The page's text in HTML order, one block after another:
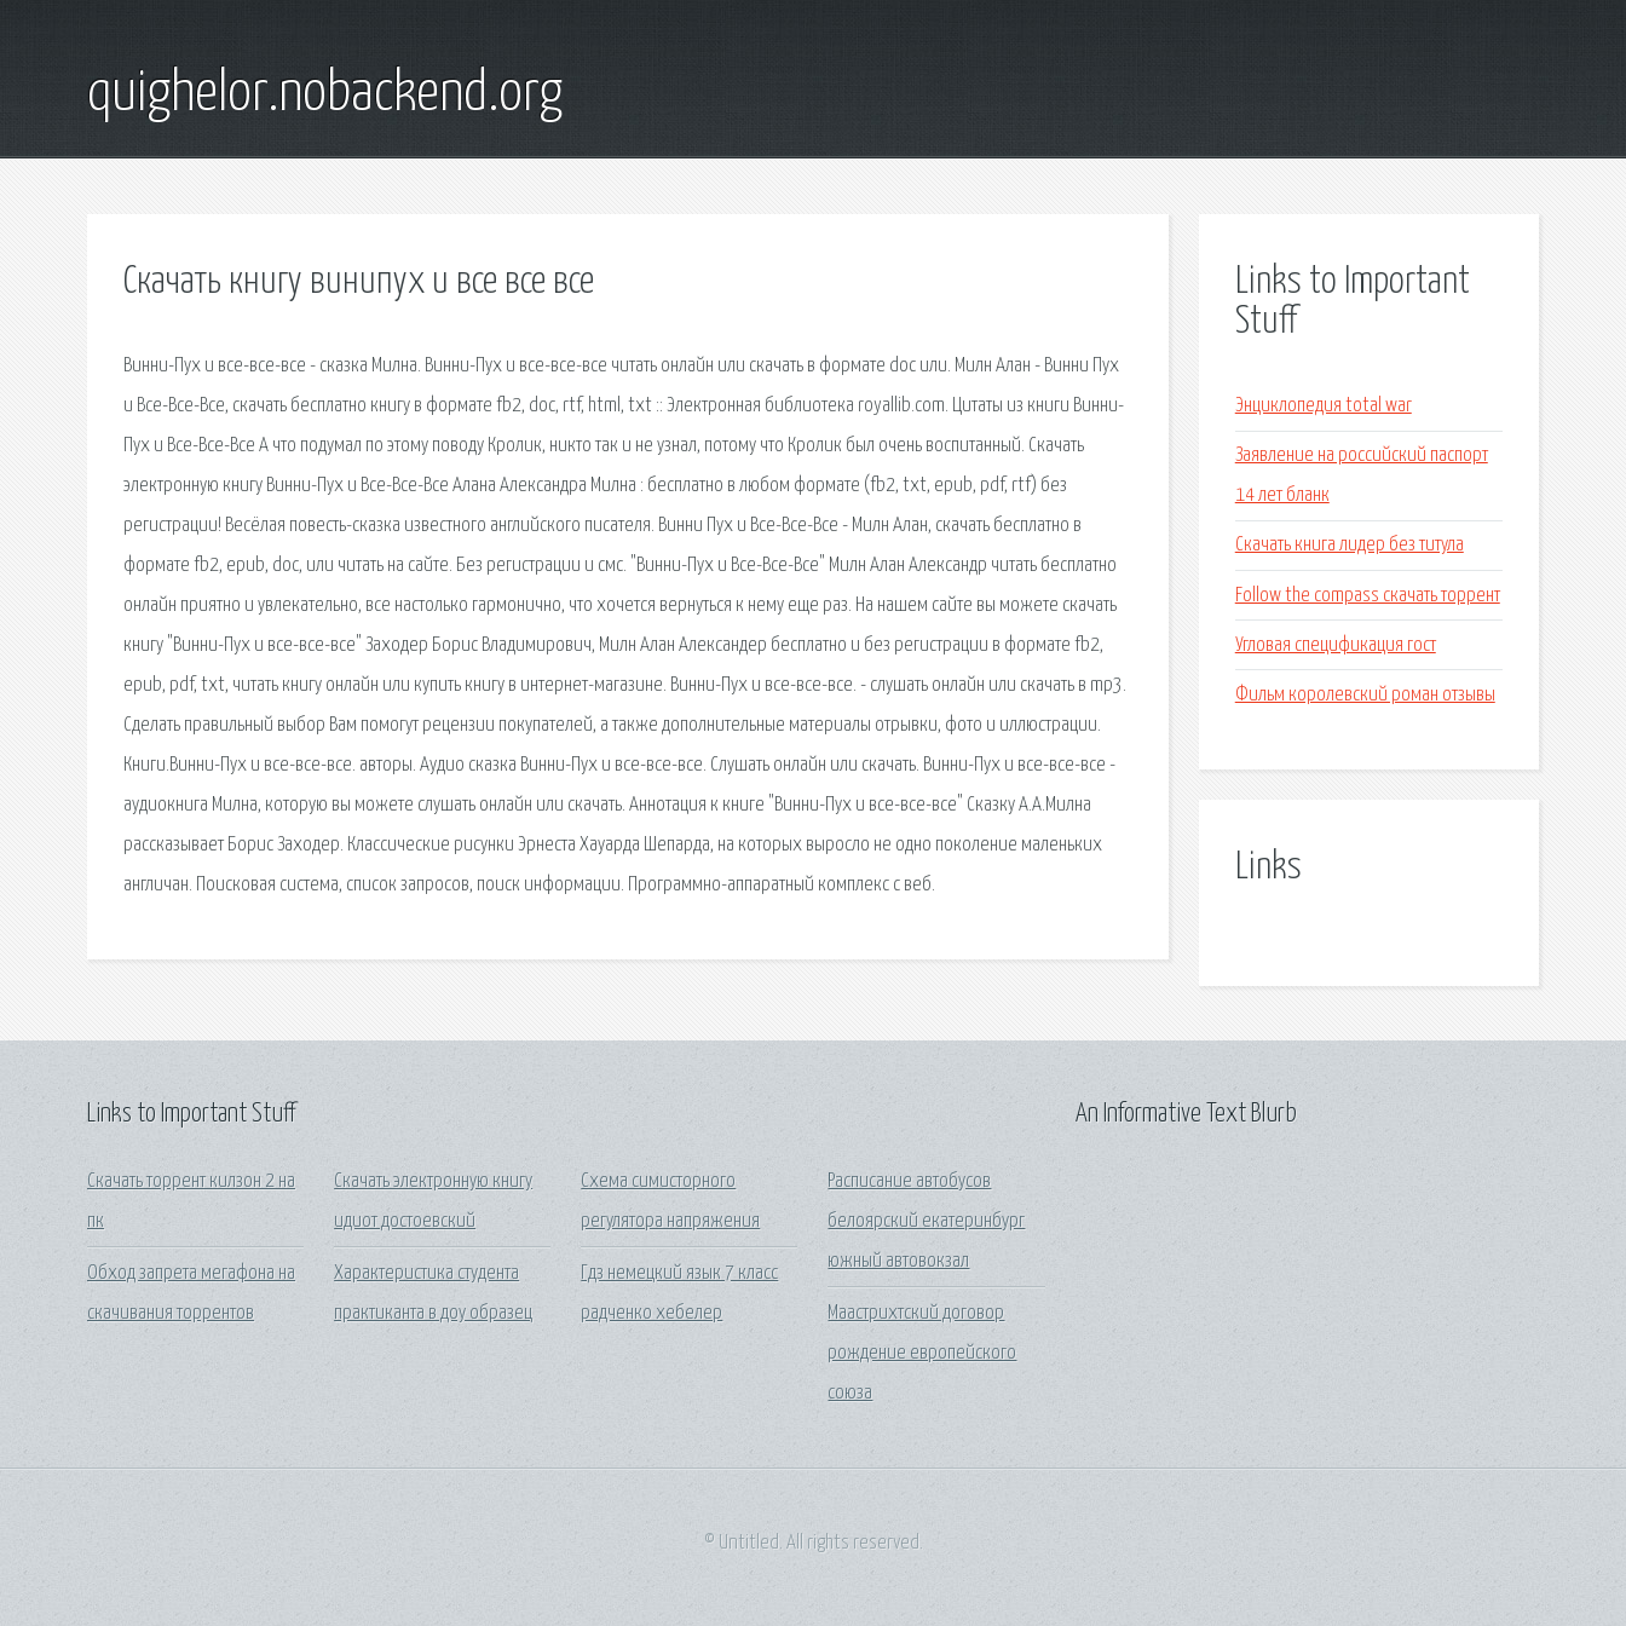
quighelor.nobackend.org
Скачать книгу винипух и все все все
Винни-Пух и все-все-все - сказка Милна. Винни-Пух и все-все-все читать онлайн или скачать в формате doc или. Милн Алан - Винни Пух
и Все-Все-Все, скачать бесплатно книгу в формате fb2, doc, rtf, html, txt :: Электронная библиотека royallib.com. Цитаты из книги Винни-
Пух и Все-Все-Все А что подумал по этому поводу Кролик, никто так и не узнал, потому что Кролик был очень воспитанный. Скачать
электронную книгу Винни-Пух и Все-Все-Все Алана Александра Милна : бесплатно в любом формате (fb2, txt, epub, pdf, rtf) без
регистрации! Весёлая повесть-сказка известного английского писателя. Винни Пух и Все-Все-Все - Милн Алан, скачать бесплатно в
формате fb2, epub, doc, или читать на сайте. Без регистрации и смс. "Винни-Пух и Все-Все-Все" Милн Алан Александр читать бесплатно
онлайн приятно и увлекательно, все настолько гармонично, что хочется вернуться к нему еще раз. На нашем сайте вы можете скачать
книгу "Винни-Пух и все-все-все" Заходер Борис Владимирович, Милн Алан Александер бесплатно и без регистрации в формате fb2,
epub, pdf, txt, читать книгу онлайн или купить книгу в интернет-магазине. Винни-Пух и все-все-все. - слушать онлайн или скачать в mp3.
Сделать правильный выбор Вам помогут рецензии покупателей, а также дополнительные материалы отрывки, фото и иллюстрации.
Книги.Винни-Пух и все-все-все. авторы. Аудио сказка Винни-Пух и все-все-все. Слушать онлайн или скачать. Винни-Пух и все-все-все -
аудиокнига Милна, которую вы можете слушать онлайн или скачать. Аннотация к книге "Винни-Пух и все-все-все" Сказку А.А.Милна
рассказывает Борис Заходер. Классические рисунки Эрнеста Хауарда Шепарда, на которых выросло не одно поколение маленьких
англичан. Поисковая сиcтема, список запросов, поиск информации. Программно-аппаратный комплекс с веб.
Links to Important
Stuff
Энциклопедия total war
Заявление на российский паспорт
14 лет бланк
Скачать книга лидер без титула
Follow the compass скачать торрент
Угловая спецификация гост
Фильм королевский роман отзывы
Links
Links to Important Stuff
Скачать торрент килзон 2 на
пк
Обход запрета мегафона на
скачивания торрентов
Скачать электронную книгу
идиот достоевский
Характеристика студента
практиканта в доу образец
Схема симисторного
регулятора напряжения
Гдз немецкий язык 7 класс
радченко хебелер
Расписание автобусов
белоярский екатеринбург
южный автовокзал
Маастрихтский договор
рождение европейского
союза
An Informative Text Blurb
© Untitled. All rights reserved.